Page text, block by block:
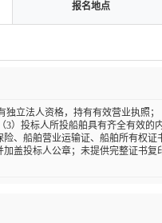
报名地点
独立法人资格，持有有效营业执照
3）投标人所投船舶具有齐全有效的
、船舶营业运输证、船舶所有权证
加盖投标人公章；未提供完整证书